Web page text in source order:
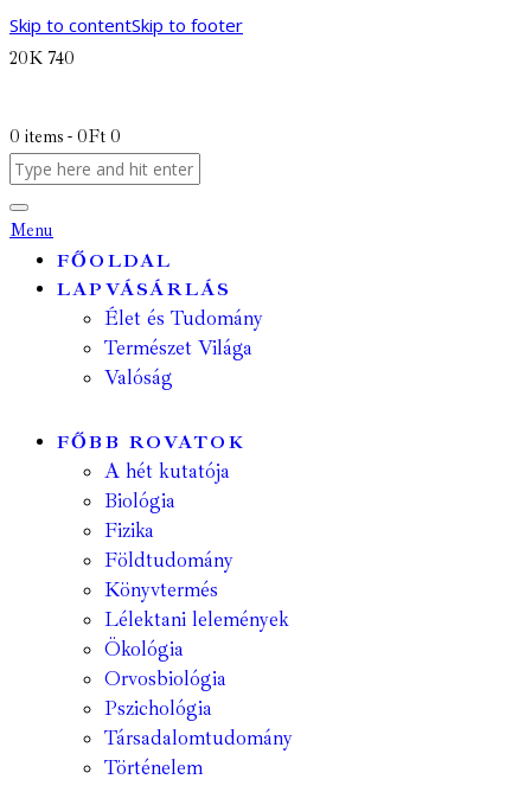
Skip to contentSkip to footer
20K 740
0 items - 0Ft 0
Menu
FŐOLDAL
LAPVÁSÁRLÁS
Élet és Tudomány
Természet Világa
Valóság
FŐBB ROVATOK
A hét kutatója
Biológia
Fizika
Földtudomány
Könyvtermés
Lélektani lelemények
Ökológia
Orvosbiológia
Pszichológia
Társadalomtudomány
Történelem